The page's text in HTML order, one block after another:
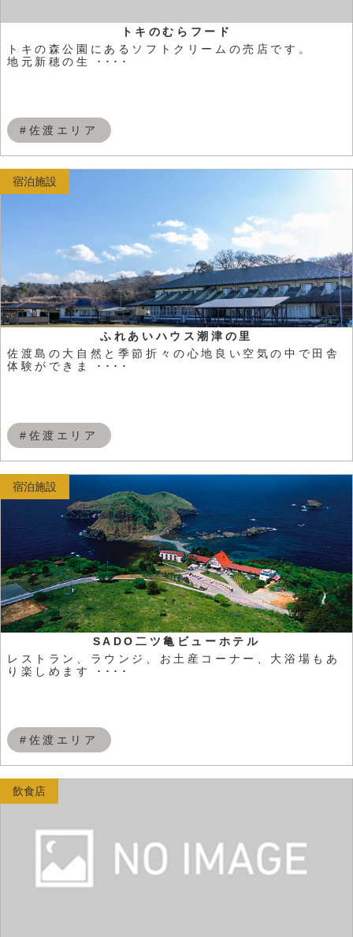
トキのむらフード
トキの森公園にあるソフトクリームの売店です。
地元新穂の生 ････
#佐渡エリア
ふれあいハウス潮津の里
佐渡島の大自然と季節折々の心地良い空気の中で田舎
体験ができま ････
#佐渡エリア
宿泊施設
SADO二ツ亀ビューホテル
レストラン、ラウンジ、お土産コーナー、大浴場もあ
り楽しめます ････
#佐渡エリア
宿泊施設
飲食店